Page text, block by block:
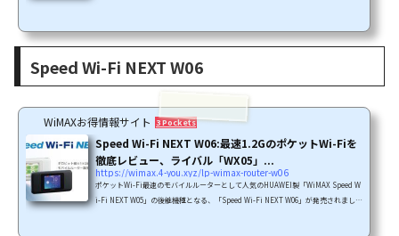
イナーチェンジモデルになりました。発売元はKDDI(au)およびグループ会社のUQ
z/5GHzの同時利用が可能に | UQコミュニケーションズこの記事では、...
Speed Wi-Fi NEXT W06
WiMAXお得情報サイト 3 Pockets
Speed Wi-Fi NEXT W06:最速1.2GのポケットWi-Fiを
徹底レビュー、ライバル「WX05」...
https://wimax.4-you.xyz/lp-wimax-router-w06
ポケットWi-Fi最速のモバイルルーターとして人気のHUAWEI製「WiMAX Speed W
i-Fi NEXT W05」の後継機種となる、「Speed Wi-Fi NEXT W06」が発売されまし